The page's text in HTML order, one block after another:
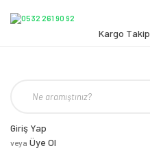
Kargo Takip
Giriş Yap
veya Üye Ol